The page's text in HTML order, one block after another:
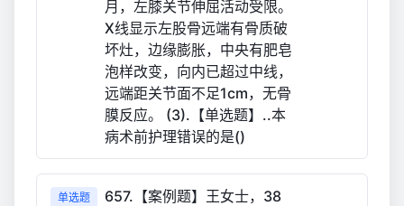
月，左膝关节伸屈活动受限。
X线显示左股骨远端有骨质破
坏灶，边缘膨胀，中央有肥皂
泡样改变，向内已超过中线，
远端距关节面不足1cm，无骨
膜反应。 (3).【单选题】..本
病术前护理错误的是()
单选题
657.【案例题】王女士，38